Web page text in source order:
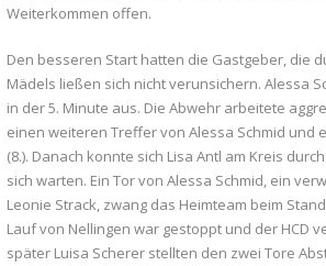
Weiterkommen offen.
Den besseren Start hatten die Gastgeber, die
Mädels ließen sich nicht verunsichern. Alessa
in der 5. Minute aus. Die Abwehr arbeitete
einen weiteren Treffer von Alessa Schmid und
(8.). Danach konnte sich Lisa Antl am Kreis
sich warten. Ein Tor von Alessa Schmid, ein
Leonie Strack, zwang das Heimteam beim
Lauf von Nellingen war gestoppt und der HCD
später Luisa Scherer stellten den zwei Tore